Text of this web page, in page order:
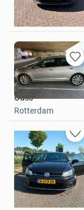
Yh
Amsterdam
in
Mijn
Ouss
Rotterdam
in
Mijn
pedro
Donkerbroek